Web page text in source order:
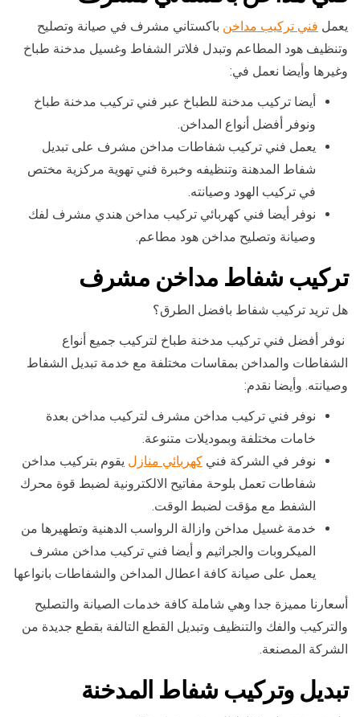
يعمل فني تركيب مداخن باكستاني مشرف في صيانة وتصليح
وتنظيف هود المطاعم وتبدل فلاتر الشفاط وغسيل مدخنة طباخ
وغيرها وأيضا نعمل في:
أيضا تركيب مدخنة للطباخ عبر فني تركيب مدخنة طباخ
ونوفر أفضل أنواع المداخن.
يعمل فني تركيب شفاطات مداخن مشرف على تبديل
شفاط المدهنة وتنظيفه وخبرة فني تهوية مركزية مختص
في تركيب الهود وصيانته.
نوفر أيضا فني كهربائي تركيب مداخن هندي مشرف لفك
وصيانة وتصليح مداخن هود مطاعم.
تركيب شفاط مداخن مشرف
هل تريد تركيب شفاط بافضل الطرق؟
نوفر أفضل فني تركيب مدخنة طباخ لتركيب جميع أنواع
الشفاطات والمداخن بمقاسات مختلفة مع خدمة تبديل الشفاط
وصيانته. وأيضا نقدم:
نوفر فني تركيب مداخن مشرف لتركيب مداخن بعدة
خامات مختلفة وبموديلات متنوعة.
نوفر في الشركة فني كهربائي منازل يقوم بتركيب مداخن
شفاطات تعمل بلوحة مفاتيح الالكترونية لضبط قوة محرك
الشفط مع مؤقت لضبط الوقت.
خدمة غسيل مداخن وازالة الرواسب الدهنية وتطهيرها من
الميكروبات والجراثيم و أيضا فني تركيب مداخن مشرف
يعمل على صيانة كافة اعطال المداخن والشفاطات بانواعها
أسعارنا مميزة جدا وهي شاملة كافة خدمات الصيانة والتصليح
والتركيب والفك والتنظيف وتبديل القطع التالفة بقطع جديدة من
الشركة المصنعة.
تبديل وتركيب شفاط المدخنة